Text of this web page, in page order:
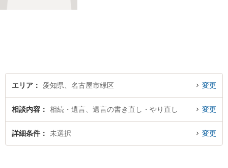
エリア 愛知県、名古屋市緑区 変更
相談内容 相続・遺言、遺言の書き直し・やり直し 変更
詳細条件 未選択 変更